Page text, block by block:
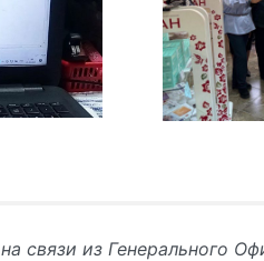
связи из Генерального